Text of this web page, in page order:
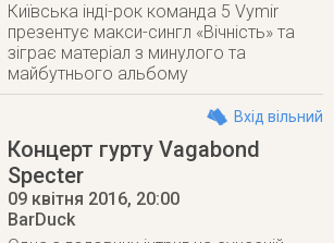
Київська інді-рок команда 5 Vymir
презентує макси-сингл «Вічність» та
зіграє матеріал з минулого та
майбутнього альбому
Вхід вільний
Концерт гурту Vagabond
Specter
09 квітня 2016, 20:00
BarDuck